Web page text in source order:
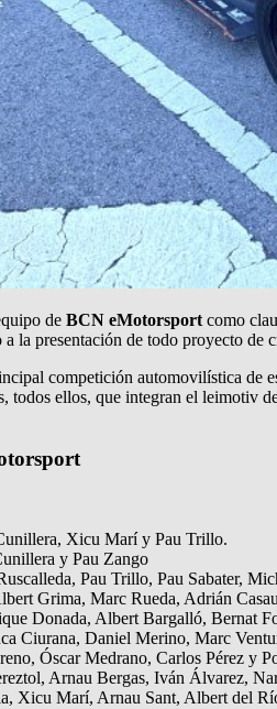
de BCN eMotorsport como
la presentación de todo proyecto
competición automovilística de
todos ellos, que integran el leimotiv
Xicu Marí y Pau Trillo.
y Pau Zango
Pau Trillo, Pau Sabater,
Grima, Marc Rueda, Adrián
Donada, Albert Bargalló, Bernat
Ciurana, Daniel Merino, Marc
Óscar Medrano, Carlos Pérez y
Arnau Bergas, Iván Álvarez,
Xicu Marí, Arnau Sant, Albert del